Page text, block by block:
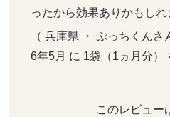
ったから効果ありかもしれ
（ 兵庫県 ・ ぷっちくん
6年5月 に 1袋（1ヵ月分）
このレビュー